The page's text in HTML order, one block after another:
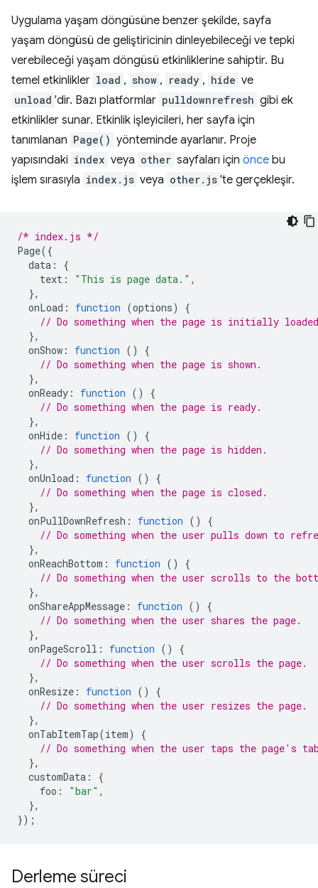
Uygulama yaşam döngüsüne benzer şekilde, sayfa
yaşam döngüsü de geliştiricinin dinleyebileceği ve tepki
verebileceği yaşam döngüsü etkinliklerine sahiptir. Bu
temel etkinlikler load , show , ready , hide ve
unload 'dir. Bazı platformlar pulldownrefresh gibi ek
etkinlikler sunar. Etkinlik işleyicileri, her sayfa için
tanımlanan Page() yönteminde ayarlanır. Proje
yapısındaki index veya other sayfaları için önce bu
işlem sırasıyla index.js veya other.js 'te gerçekleşir.
/* index.js */
Page({
data :
{
text : "This is page data." ,
},
onLoad : function (options)
{
// Do something when the page is initially
},
onShow : function ()
{
// Do something when the page is shown.
},
onReady : function ()
{
// Do something when the page is ready.
},
onHide : function ()
{
// Do something when the page is hidden.
},
onUnload : function ()
{
// Do something when the page is closed.
},
onPullDownRefresh : function ()
{
// Do something when the user pulls down to
},
onReachBottom : function ()
{
// Do something when the user scrolls to the
},
onShareAppMessage : function ()
{
// Do something when the user shares the page.
},
onPageScroll : function ()
{
// Do something when the user scrolls the page.
},
onResize : function ()
{
// Do something when the user resizes the page.
},
onTabItemTap(item)
{
// Do something when the user taps the page's
},
customData :
{
foo : "bar" ,
},
});
Derleme süreci